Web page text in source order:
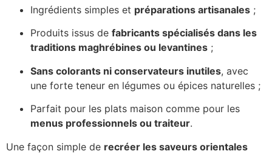
Ingrédients simples et préparations artisanales ;
Produits issus de fabricants spécialisés dans les
traditions maghrébines ou levantines ;
Sans colorants ni conservateurs inutiles, avec
une forte teneur en légumes ou épices naturelles ;
Parfait pour les plats maison comme pour les
menus professionnels ou traiteur.
Une façon simple de recréer les saveurs orientales